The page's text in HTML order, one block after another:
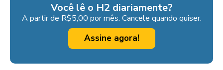
Você lê o H2 diariamente?
A partir de R$5,00 por mês. Cancele quando quiser.
Assine agora!